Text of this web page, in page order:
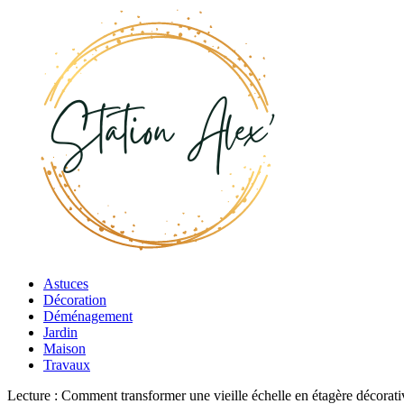
Astuces
Décoration
Déménagement
Jardin
Maison
Travaux
Lecture : Comment transformer une vieille échelle en étagère